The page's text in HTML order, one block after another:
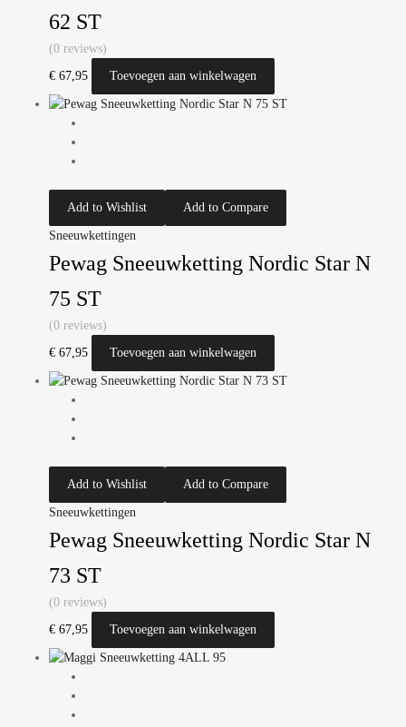
62 ST
(0 reviews)
€ 67,95 Toevoegen aan winkelwagen
Add to Wishlist Add to Compare
Sneeuwkettingen
Pewag Sneeuwketting Nordic Star N
75 ST
(0 reviews)
€ 67,95 Toevoegen aan winkelwagen
Add to Wishlist Add to Compare
Sneeuwkettingen
Pewag Sneeuwketting Nordic Star N
73 ST
(0 reviews)
€ 67,95 Toevoegen aan winkelwagen